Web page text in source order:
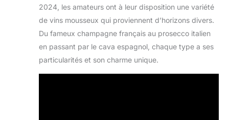
2024, les amateurs ont à leur disposition une variété
de vins mousseux qui proviennent d’horizons divers.
Du fameux champagne français au prosecco italien
en passant par le cava espagnol, chaque type a ses
particularités et son charme unique.